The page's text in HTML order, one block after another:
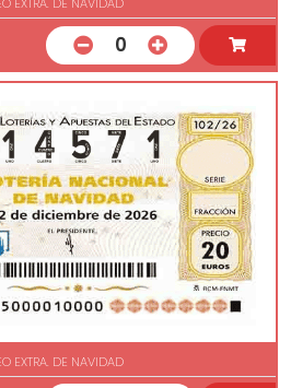
EXTRA. DE NAVIDAD
0
EXTRA. DE NAVIDAD